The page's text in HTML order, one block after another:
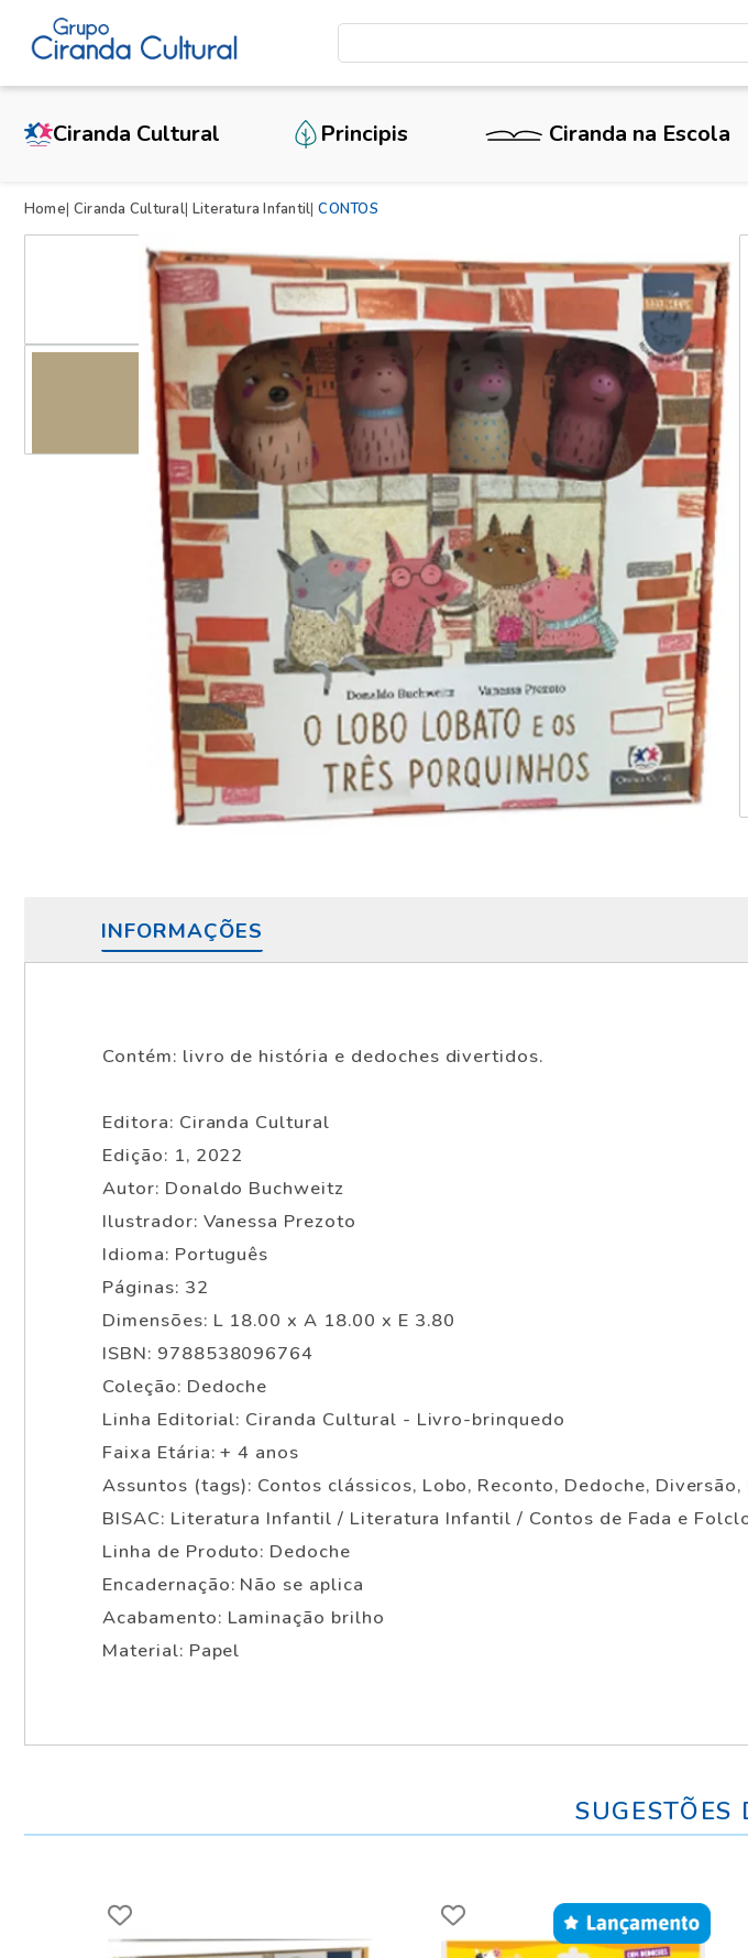
Ciranda Cultural Principis Ciranda na Escola
Home Ciranda Cultural Literatura Infantil CONTOS
INFORMAÇÕES
Contém: livro de história e dedoches divertidos.
Editora: Ciranda Cultural
Edição: 1, 2022
Autor: Donaldo Buchweitz
Ilustrador: Vanessa Prezoto
Idioma: Português
Páginas: 32
Dimensões: L 18.00 x A 18.00 x E 3.80
ISBN: 9788538096764
Coleção: Dedoche
Linha Editorial: Ciranda Cultural - Livro-brinquedo
Faixa Etária: + 4 anos
Assuntos (tags): Contos clássicos, Lobo, Reconto, Dedoche,
BISAC: Literatura Infantil / Literatura Infantil / Contos de Fada e
Linha de Produto: Dedoche
Encadernação: Não se aplica
Acabamento: Laminação brilho
Material: Papel
SUGESTÕES
X